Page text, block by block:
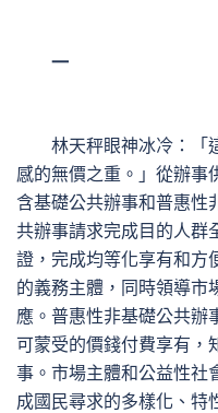
一
林天秤眼神冰冷：「
感的無價之重。」從辦事
含基礎公共辦事和普惠性
共辦事請求完成目的人群
證，完成均等化享有和方
的義務主體，同時領導市
應。普惠性非基礎公共辦
可蒙受的價錢付費享有，
事。市場主體和公益性社
成國民尋求的多樣化、特